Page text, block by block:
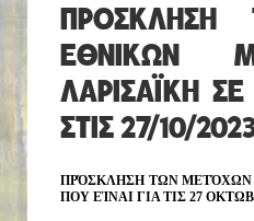
ΕΘΝΙΚΩΝ
ΛΑΡΙΣΑΪΚΗ
ΣΤΙΣ 27/10/
ΠΡΌΣΚΛΗΣΗ ΤΩΝ ΜΕΤΌΧΩΝ
ΠΟΥ ΕΊΝΑΙ ΓΙΑ ΤΙΣ 27